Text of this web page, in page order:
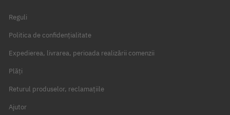
Reguli
Politica de confidențialitate
Expedierea, livrarea, perioada realizării comenzii
Plăți
Returul produselor, reclamațiile
Ajutor